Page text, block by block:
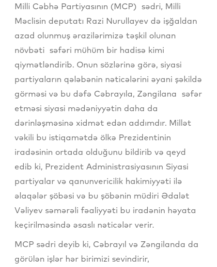
Milli Cəbhə Partiyasının (MCP) sədri, Milli
Məclisin deputatı Razi Nurullayev də işğaldan
azad olunmuş ərazilərimizə təşkil olunan
növbəti səfəri mühüm bir hadisə kimi
qiymətləndirib. Onun sözlərinə görə, siyasi
partiyaların qələbənin nəticələrini əyani şəkildə
görməsi və bu dəfə Cəbrayıla, Zəngilana səfər
etməsi siyasi mədəniyyətin daha da
dərinləşməsinə xidmət edən addımdır. Millət
vəkili bu istiqamətdə ölkə Prezidentinin
iradəsinin ortada olduğunu bildirib və qeyd
edib ki, Prezident Administrasiyasının Siyasi
partiyalar və qanunvericilik hakimiyyəti ilə
əlaqələr şöbəsi və bu şöbənin müdiri Ədalət
Vəliyev səmərəli fəaliyyəti bu iradənin həyata
keçirilməsində əsaslı nəticələr verir.
MCP sədri deyib ki, Cəbrayıl və Zəngilanda da
görülən işlər hər birimizi sevindirir,